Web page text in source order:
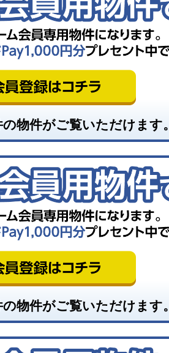
の物件がご覧いただけます。
の物件がご覧いただけます。